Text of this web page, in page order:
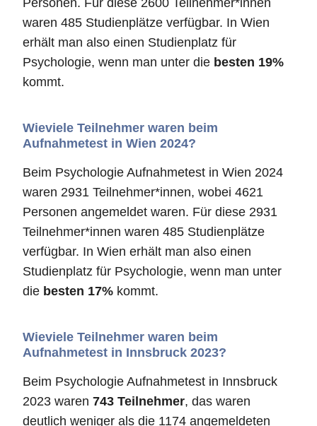
Personen. Für diese 2600 Teilnehmer*innen
waren 485 Studienplätze verfügbar. In Wien
erhält man also einen Studienplatz für
Psychologie, wenn man unter die besten 19%
kommt.
Wieviele Teilnehmer waren beim
Aufnahmetest in Wien 2024?
Beim Psychologie Aufnahmetest in Wien 2024
waren 2931 Teilnehmer*innen, wobei 4621
Personen angemeldet waren. Für diese 2931
Teilnehmer*innen waren 485 Studienplätze
verfügbar. In Wien erhält man also einen
Studienplatz für Psychologie, wenn man unter
die besten 17% kommt.
Wieviele Teilnehmer waren beim
Aufnahmetest in Innsbruck 2023?
Beim Psychologie Aufnahmetest in Innsbruck
2023 waren 743 Teilnehmer, das waren
deutlich weniger als die 1174 angemeldeten